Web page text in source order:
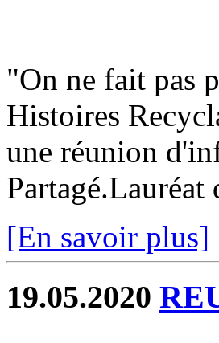
"On ne fait pas
Histoires
une réunion
Partagé.Lauréat
[En savoir plus]
19.05.2020